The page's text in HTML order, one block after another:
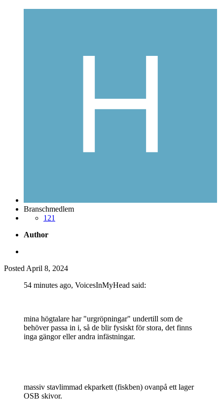
Branschmedlem
121
Author
Posted April 8, 2024
54 minutes ago, VoicesInMyH ea d said:
mina högtalare har "urgröpningar" undertill som de
behöver passa in i, så de blir fysiskt för stora, det finns
inga gängor eller andra infästningar.
massiv stavlimmad ekparkett (fiskben) ovanpå ett lager
OSB skivor.